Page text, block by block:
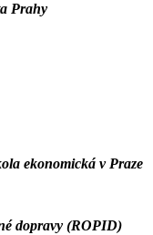
Prahy
ekonomická v Praze
dopravy (ROPID)